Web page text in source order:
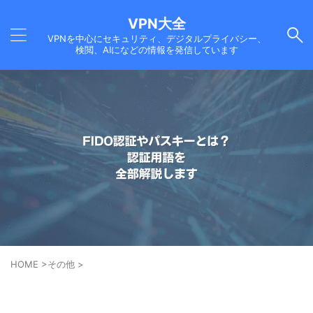
VPN大全
VPNを中心にセキュリティ、デジタルプライバシー、
検閲、AIになどの情報を発信しています
HOME >その他 >